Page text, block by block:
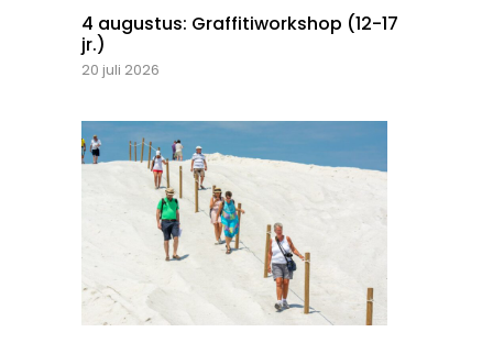
4 augustus: Graffitiworkshop (12-17
jr.)
20 juli 2026